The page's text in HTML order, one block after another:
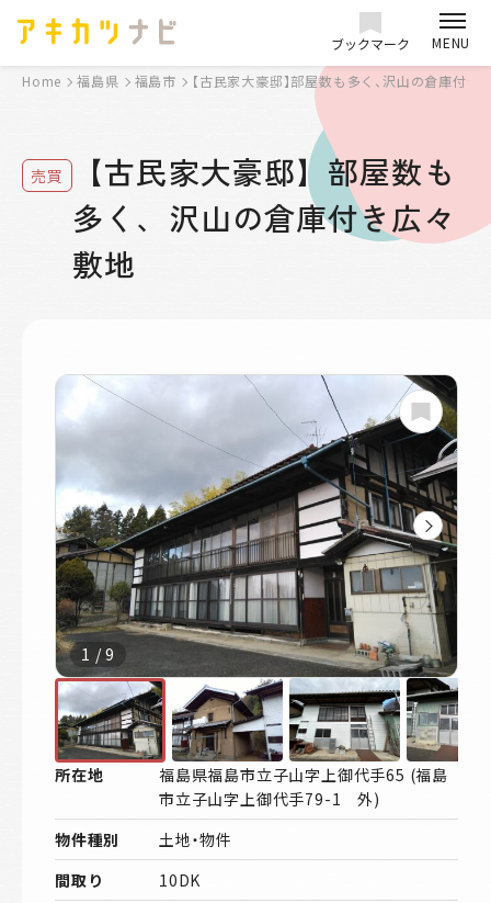
ブックマーク MENU
Home 福島県 福島市 【古民家大豪邸】部屋数も多く、沢山の倉庫付き
売買
【古民家大豪邸】部屋数も
多く、沢山の倉庫付き広々
敷地
1 /9
所在地
福島県福島市立子山字上御代手65 (福島
市立子山字上御代手79-1 外)
物件種別
土地・物件
間取り
10DK